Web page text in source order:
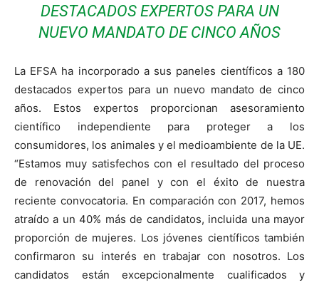
DESTACADOS EXPERTOS PARA UN
NUEVO MANDATO DE CINCO AÑOS
La EFSA ha incorporado a sus paneles científicos a 180
destacados expertos para un nuevo mandato de cinco
años. Estos expertos proporcionan asesoramiento
científico independiente para proteger a los
consumidores, los animales y el medioambiente de la UE.
“Estamos muy satisfechos con el resultado del proceso
de renovación del panel y con el éxito de nuestra
reciente convocatoria. En comparación con 2017, hemos
atraído a un 40% más de candidatos, incluida una mayor
proporción de mujeres. Los jóvenes científicos también
confirmaron su interés en trabajar con nosotros. Los
candidatos están excepcionalmente cualificados y